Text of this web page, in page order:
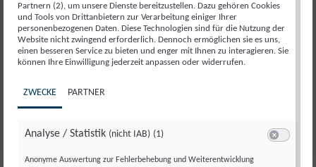
GUT AIDERBICHL: LIEBLINGSTIER
Partnern (2), um unsere Dienste bereitzustellen. Dazu gehören Cookies
und Tools von Drittanbietern zur Verarbeitung einiger Ihrer
personenbezogenen Daten. Diese Technologien sind für die Nutzung der
Website nicht zwingend erforderlich. Dennoch ermöglichen sie es uns,
einen besseren Service zu bieten und enger mit Ihnen zu interagieren. Sie
können Ihre Einwilligung jederzeit anpassen oder widerrufen.
ZWECKE PARTNER
Analyse / Statistik (nicht IAB) (1)
Anonyme Auswertung zur Fehlerbehebung und Weiterentwicklung